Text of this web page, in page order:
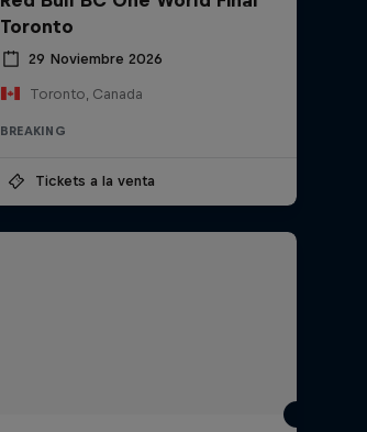
Toronto
29 Noviembre 2026
Toronto, Canada
BREAKING
Tickets a la venta